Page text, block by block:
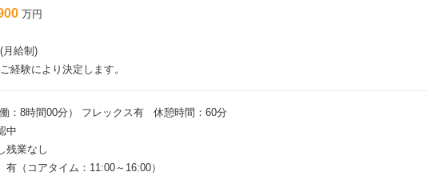
万円
月給制)
経験により決定します。
：8時間00分） フレックス有 休憩時間：60分
中
残業なし
有（コアタイム：11:00～16:00）